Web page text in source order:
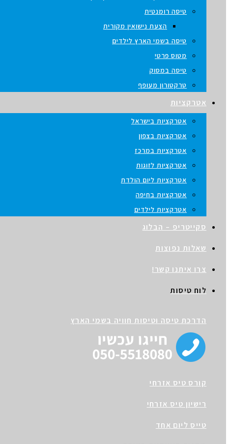
טיסה רומנטית
הצעת נישואין מקורית
טיסה בשמי הארץ לילדים
מטוס פרטי
טיסה במסוק
טרקטורון מעופף
אטרקציות
אטרקציות בישראל
אטרקציות בצפון
אטרקציות במרכז
אטרקציות לזוגות
אטרקציות ליום הולדת
אטרקציות בחיפה
אטרקציות לילדים
סקייטריפ – הבלוג
שאלות נפוצות
צרו איתנו קשר!
לוח טיסות
הדרכת טיסה וטיסות חוויה בשמי הארץ
קורס טיס אזרחי
רישיון טיס אזרחי
טייס ליום אחד